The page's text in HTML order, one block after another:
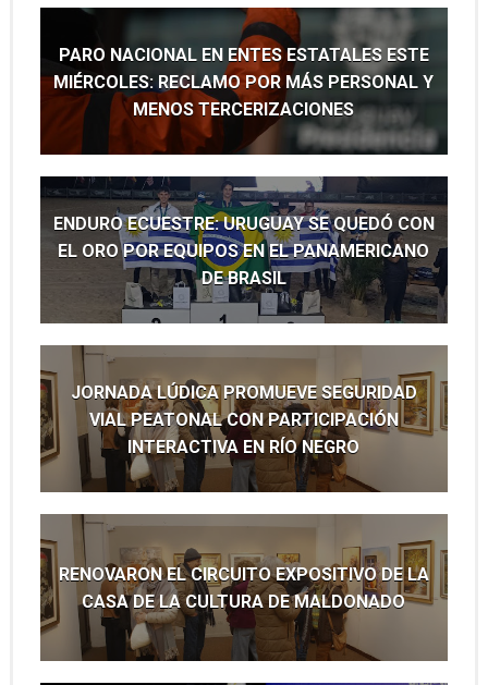
PARO NACIONAL EN ENTES ESTATALES ESTE
MIÉRCOLES: RECLAMO POR MÁS PERSONAL Y
MENOS TERCERIZACIONES
ENDURO ECUESTRE: URUGUAY SE QUEDÓ CON
EL ORO POR EQUIPOS EN EL PANAMERICANO
DE BRASIL
JORNADA LÚDICA PROMUEVE SEGURIDAD
VIAL PEATONAL CON PARTICIPACIÓN
INTERACTIVA EN RÍO NEGRO
RENOVARON EL CIRCUITO EXPOSITIVO DE LA
CASA DE LA CULTURA DE MALDONADO